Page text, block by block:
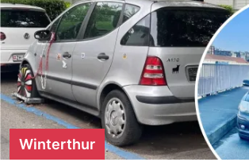
Winterthur